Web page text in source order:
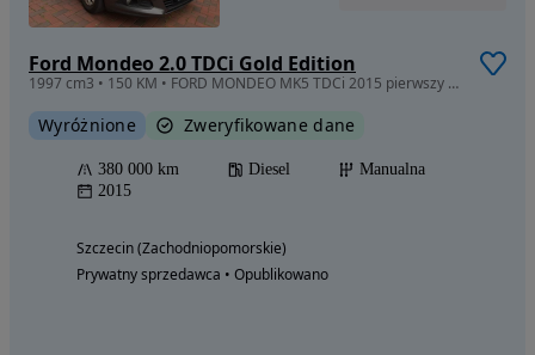
Ford Mondeo 2.0 TDCi Gold Edition
1997 cm3 • 150 KM • FORD MONDEO MK5 TDCi 2015 pierwszy właściciel, serwisowany w ASO
Wyróżnione Zweryfikowane dane
380 000 km Diesel
Manualna
2015
Szczecin (Zachodniopomorskie)
Prywatny sprzedawca • Opublikowano